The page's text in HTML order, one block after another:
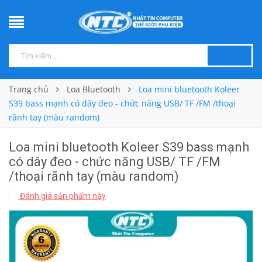
Trang chủ Loa Bluetooth
Loa mini bluetooth Koleer
S39 bass mạnh có dây đeo - chức năng USB/ TF /FM /thoại
rãnh tay (màu random)
Loa mini bluetooth Koleer S39 bass mạnh
có dây đeo - chức năng USB/ TF /FM
/thoại rãnh tay (màu random)
Đánh giá sản phẩm này